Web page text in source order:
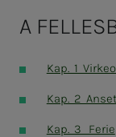
A
Kap. 1
Kap. 2
Kap. 3 Ferie